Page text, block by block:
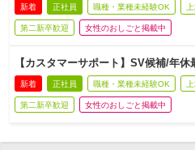
新着 正社員 職種・業種未経験OK
第二新卒歓迎 女性のおしごと掲載中
【カスタマーサポート】SV候補/年
新着 正社員 職種・業種未経験OK
第二新卒歓迎 女性のおしごと掲載中